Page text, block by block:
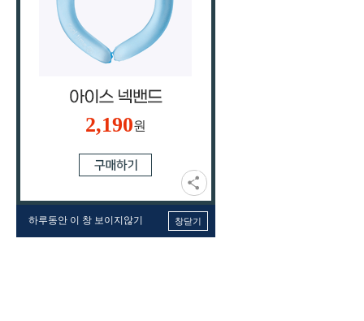
2,190원
하루동안 이 창 보이지않기 창닫기